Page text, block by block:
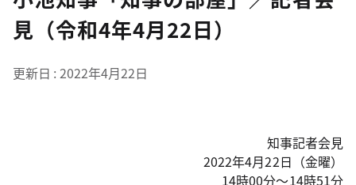
見（令和4年4月22日）
更新日 2022年4月22日
知事記者会見
2022年4月22日（金曜）
14時00分～14時51分